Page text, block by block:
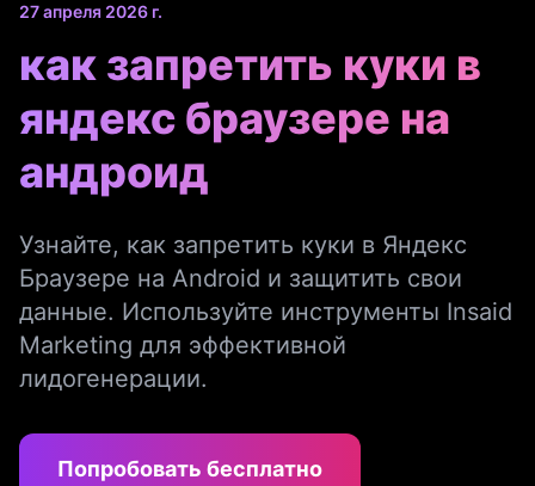
27 апреля 2026 г.
как запретить куки в
яндекс браузере на
андроид
Узнайте, как запретить куки в Яндекс
Браузере на Android и защитить свои
данные. Используйте инструменты Insaid
Marketing для эффективной
лидогенерации.
Попробовать бесплатно